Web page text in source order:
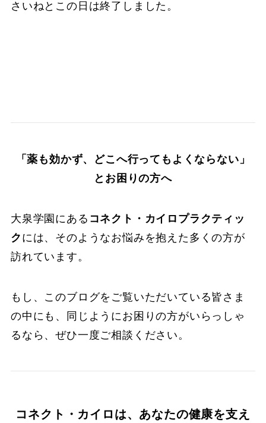
さいねとこの日は終了しました。
「薬も効かず、どこへ行ってもよくならない」
とお困りの方へ
大泉学園にある コネクト・カイロプラクティッ
ク には、そのようなお悩みを抱えた多くの方が
訪れています。
もし、このブログをご覧いただいている皆さま
の中にも、同じようにお困りの方がいらっしゃ
るなら、ぜひ一度ご相談ください。
コネクト・カイロは、あなたの健康を支え